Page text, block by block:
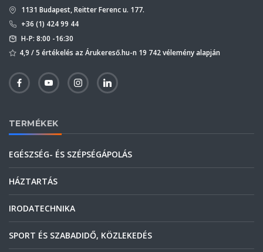
1131 Budapest, Reitter Ferenc u. 177.
+36 (1) 424 99 44
H-P: 8:00 -16:30
4,9 / 5 értékelés az Árukereső.hu-n 19 742 vélemény alapján
TERMÉKEK
EGÉSZSÉG- ÉS SZÉPSÉGÁPOLÁS
HÁZTARTÁS
IRODATECHNIKA
SPORT ÉS SZABADIDŐ, KÖZLEKEDÉS